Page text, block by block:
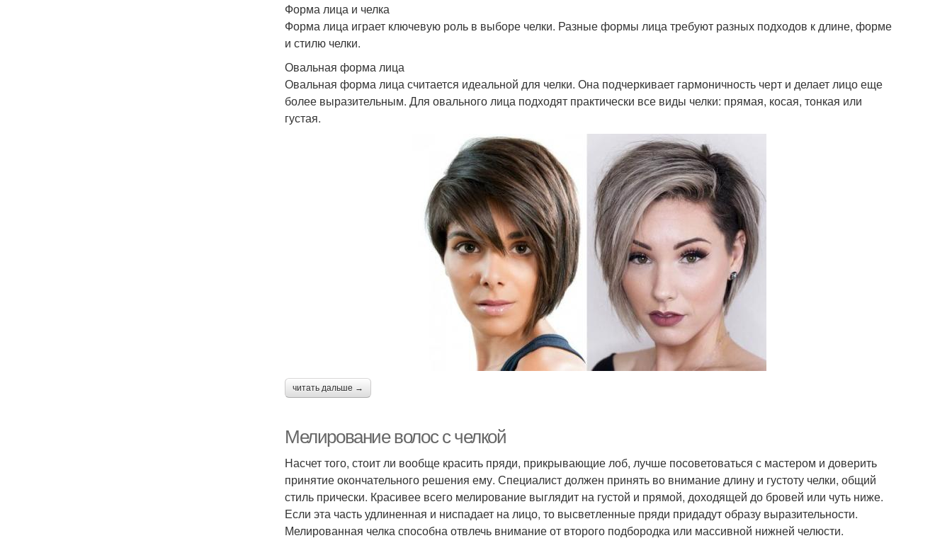
Форма лица и челка
Форма лица играет ключевую роль в выборе челки. Разные формы лица требуют разных подходов к длине, форме
и стилю челки.
Овальная форма лица
Овальная форма лица считается идеальной для челки. Она подчеркивает гармоничность черт и делает лицо еще
более выразительным. Для овального лица подходят практически все виды челки: прямая, косая, тонкая или
густая.
читать дальше →
Мелирование волос с челкой
Насчет того, стоит ли вообще красить пряди, прикрывающие лоб, лучше посоветоваться с мастером и доверить
принятие окончательного решения ему. Специалист должен принять во внимание длину и густоту челки, общий
стиль прически. Красивее всего мелирование выглядит на густой и прямой, доходящей до бровей или чуть ниже.
Если эта часть удлиненная и ниспадает на лицо, то высветленные пряди придадут образу выразительности.
Мелированная челка способна отвлечь внимание от второго подбородка или массивной нижней челюсти.